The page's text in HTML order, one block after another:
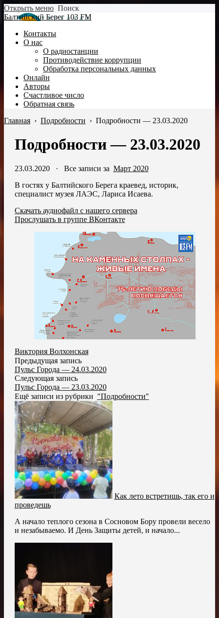
Открыть меню Поиск
Балтийский Берег 103 FM
Контакты
О нас
О радиостанции
Противодействие коррупции
Обработка персональных данных
Онлайн
Авторы
Счастливое число
Обратная связь
Главная › Подробности › Подробности — 23.03.2020
Подробности — 23.03.2020
23.03.2020· Все записи за Март 2020
В гостях у Балтийского Берега краевед, историк,
специалист музея ЛАЭС, Лариса Исаева.
Скачать аудиофайл с нашего сервера
Прослушать в группе ВКонтакте
Виктория Волхонская
Предыдущая запись
Пульс Города — 24.03.2020
Следующая запись
Пульс Города — 23.03.2020
Ещё записи из рубрики "Подробности"
Как лето встретишь, так его и
проведешь
А начало теплого сезона в Сосновом Бору провели весело
и незабываемо. И День Защиты детей, и начало...